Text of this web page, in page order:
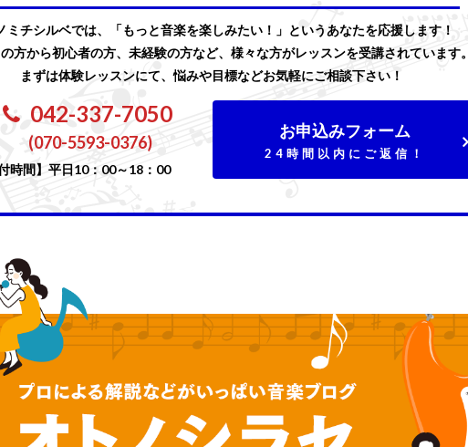
ミチシルベでは、「もっと音楽を楽しみたい！」というあなたを応援します！
方から初心者の方、未経験の方など、様々な方がレッスンを受講されています。
まずは体験レッスンにて、悩みや目標などお気軽にご相談下さい！
042-337-7050
(070-5593-0376)
付時間】平日10：00～18：00
お申込みフォーム
24時間以内にご返信！